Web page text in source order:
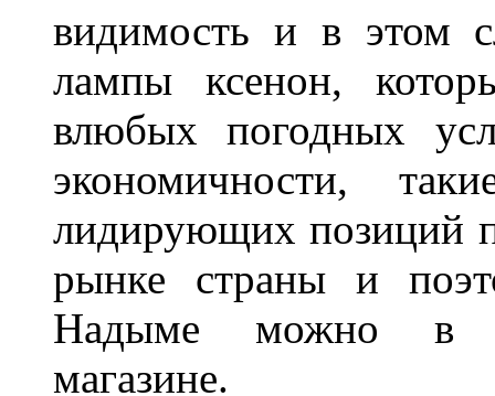
видимость и в этом
лампы ксенон,
влюбых погодных
экономичности,
лидирующих позиций
рынке страны и
Надыме можно в
магазине.